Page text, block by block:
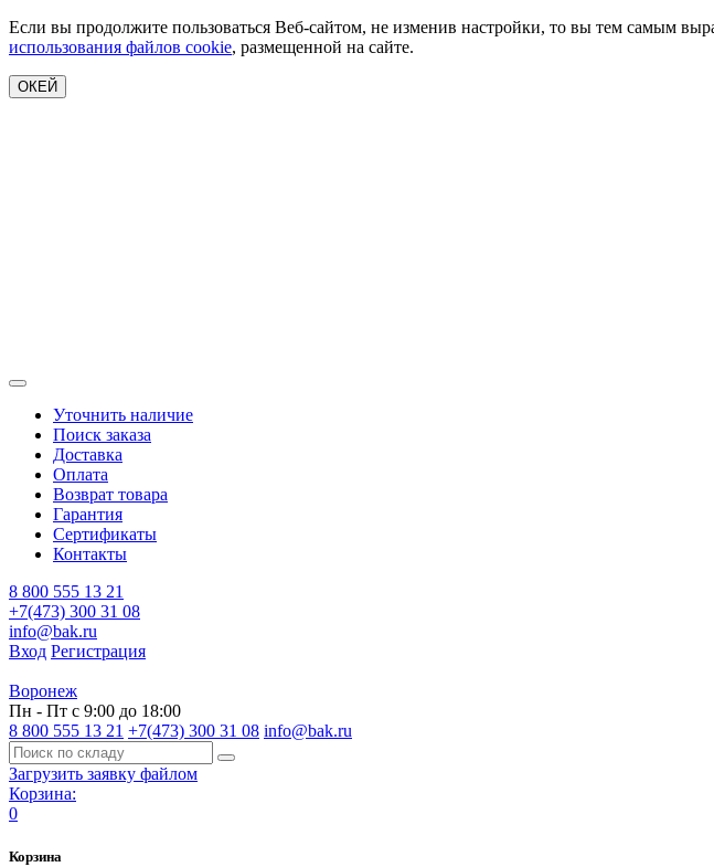
Если вы продолжите пользоваться Веб-сайтом, не изменив настройки, то вы тем самым
использования файлов cookie, размещенной на сайте.
ОКЕЙ
Уточнить наличие
Поиск заказа
Доставка
Оплата
Возврат товара
Гарантия
Сертификаты
Контакты
8 800 555 13 21
+7(473) 300 31 08
info@bak.ru
Вход Регистрация
Воронеж
Пн - Пт с 9:00 до 18:00
8 800 555 13 21 +7(473) 300 31 08 info@bak.ru
Загрузить заявку файлом
Корзина:
0
Корзина